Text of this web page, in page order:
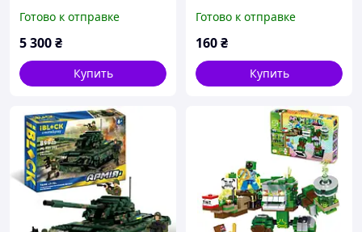
палочкою
(Білий+натуральна
Готово к отправке
5 300₴
Купить
Готово к отправке
160₴
Купить